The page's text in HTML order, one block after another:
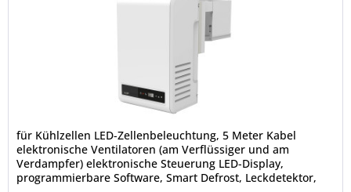
für Kühlzellen LED-Zellenbeleuchtung, 5 Meter Kabel
elektronische Ventilatoren (am Verflüssiger und am
Verdampfer) elektronische Steuerung LED-Display,
programmierbare Software, Smart Defrost, Leckdetektor,